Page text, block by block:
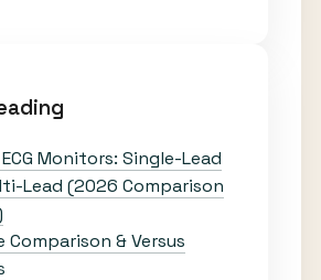
Monitors: Single-Lead
Lead (2026 Comparison
Comparison & Versus